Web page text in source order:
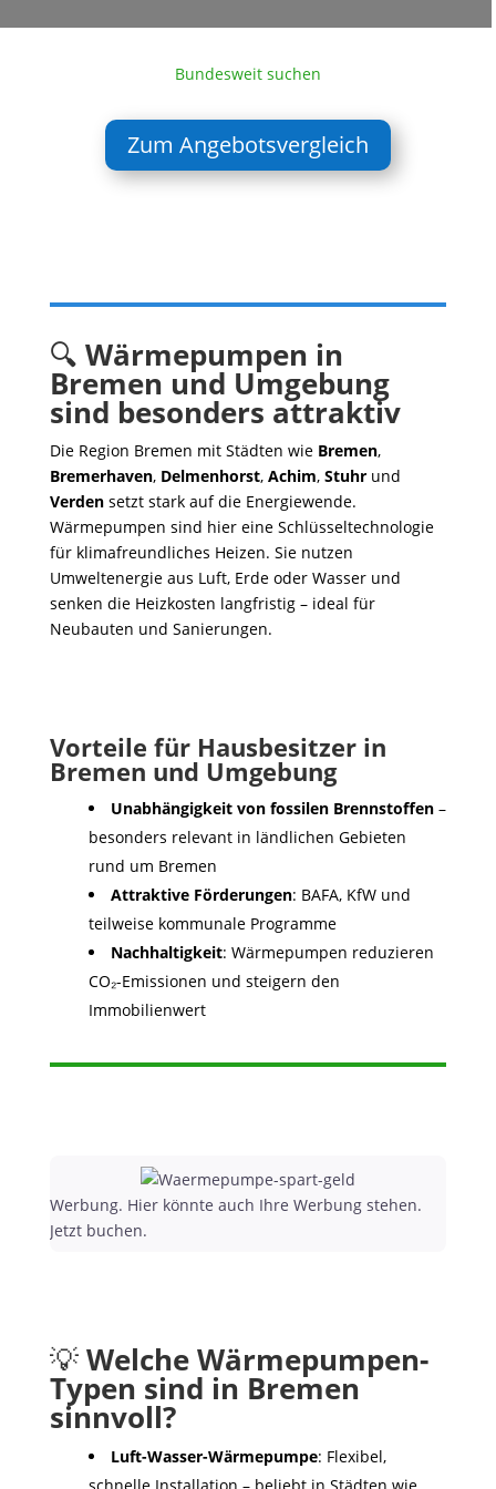
Bundesweit suchen
Zum Angebotsvergleich
🔍 Wärmepumpen in
Bremen und Umgebung
sind besonders attraktiv
Die Region Bremen mit Städten wie Bremen,
Bremerhaven, Delmenhorst, Achim, Stuhrund
Verdensetzt stark auf die Energiewende.
Wärmepumpen sind hier eine Schlüsseltechnologie
für klimafreundliches Heizen. Sie nutzen
Umweltenergie aus Luft, Erde oder Wasser und
senken die Heizkosten langfristig – ideal für
Neubauten und Sanierungen.
Vorteile für Hausbesitzer in
Bremen und Umgebung
Unabhängigkeit von fossilen Brennstoffen–
besonders relevant in ländlichen Gebieten
rund um Bremen
Attraktive Förderungen: BAFA, KfW und
teilweise kommunale Programme
Nachhaltigkeit: Wärmepumpen reduzieren
CO₂-Emissionen und steigern den
Immobilienwert
Werbung. Hier könnte auch Ihre Werbung stehen.
Jetzt buchen.
💡Welche Wärmepumpen-
Typen sind in Bremen
sinnvoll?
Luft-Wasser-Wärmepumpe: Flexibel,